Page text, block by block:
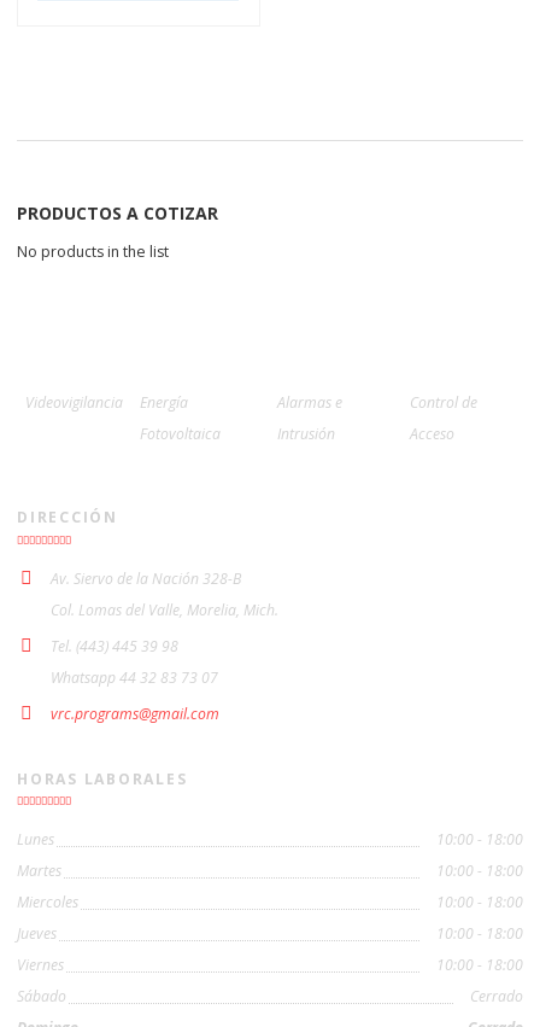
PRODUCTOS A COTIZAR
No products in the list
Videovigilancia
Energía
Fotovoltaica
Alarmas e
Intrusión
Control de
Acceso
DIRECCIÓN
Av. Siervo de la Nación 328-B
Col. Lomas del Valle, Morelia, Mich.
Tel. (443) 445 39 98
Whatsapp 44 32 83 73 07
vrc.programs@gmail.com
HORAS LABORALES
Lunes
10:00 - 18:00
Martes
10:00 - 18:00
Miercoles
10:00 - 18:00
Jueves
10:00 - 18:00
Viernes
10:00 - 18:00
Sábado
Cerrado